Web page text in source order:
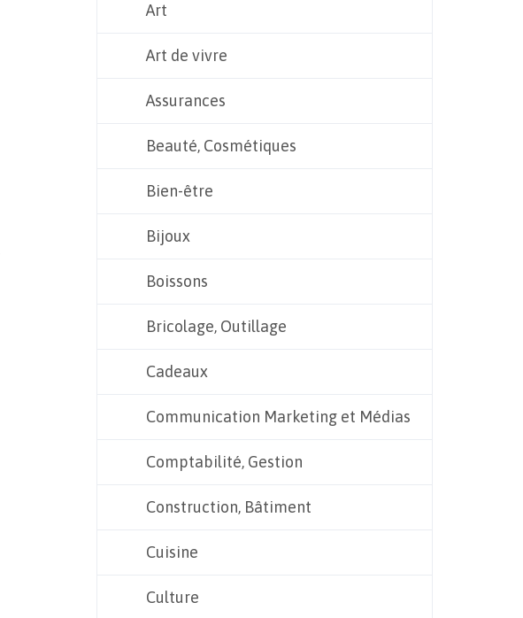
Art
Art de vivre
Assurances
Beauté, Cosmétiques
Bien-être
Bijoux
Boissons
Bricolage, Outillage
Cadeaux
Communication Marketing et Médias
Comptabilité, Gestion
Construction, Bâtiment
Cuisine
Culture